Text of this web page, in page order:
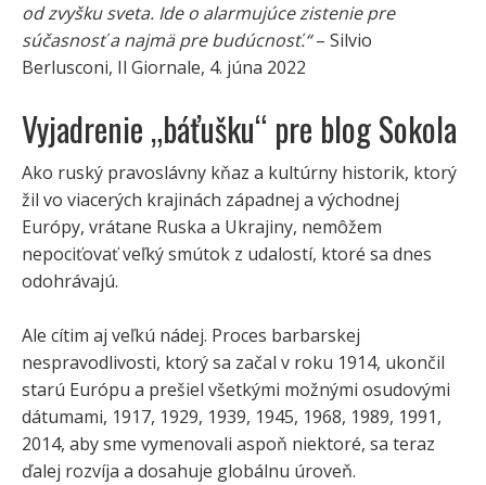
od zvyšku sveta. Ide o alarmujúce zistenie pre
súčasnosť a najmä pre budúcnosť.“– Silvio
Berlusconi, Il Giornale, 4. júna 2022
Vyjadrenie „báťušku“ pre blog Sokola
Ako ruský pravoslávny kňaz a kultúrny historik, ktorý
žil vo viacerých krajinách západnej a východnej
Európy, vrátane Ruska a Ukrajiny, nemôžem
nepociťovať veľký smútok z udalostí, ktoré sa dnes
odohrávajú.
Ale cítim aj veľkú nádej. Proces barbarskej
nespravodlivosti, ktorý sa začal v roku 1914, ukončil
starú Európu a prešiel všetkými možnými osudovými
dátumami, 1917, 1929, 1939, 1945, 1968, 1989, 1991,
2014, aby sme vymenovali aspoň niektoré, sa teraz
ďalej rozvíja a dosahuje globálnu úroveň.